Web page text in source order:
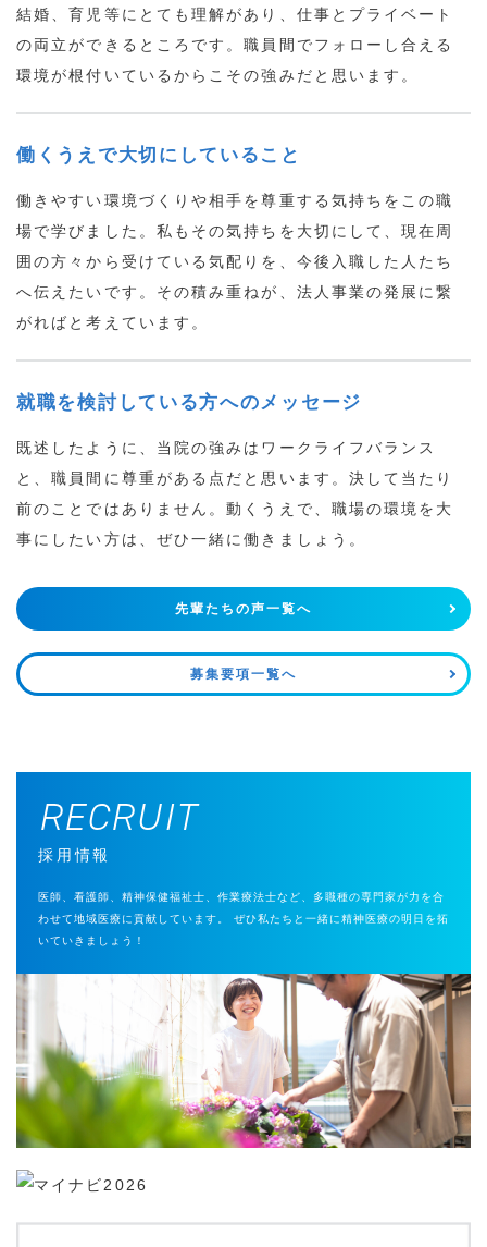
結婚、育児等にとても理解があり、仕事とプライベート
の両立ができるところです。職員間でフォローし合える
環境が根付いているからこその強みだと思います。
働くうえで大切にしていること
働きやすい環境づくりや相手を尊重する気持ちをこの職
場で学びました。私もその気持ちを大切にして、現在周
囲の方々から受けている気配りを、今後入職した人たち
へ伝えたいです。その積み重ねが、法人事業の発展に繋
がればと考えています。
就職を検討している方へのメッセージ
既述したように、当院の強みはワークライフバランス
と、職員間に尊重がある点だと思います。決して当たり
前のことではありません。動くうえで、職場の環境を大
事にしたい方は、ぜひ一緒に働きましょう。
先輩たちの声一覧へ
募集要項一覧へ
RECRUIT
採用情報
医師、看護師、精神保健福祉士、作業療法士など、多職種の専門家が力を合
わせて地域医療に貢献しています。
ぜひ私たちと一緒に精神医療の明日を拓
いていきましょう！